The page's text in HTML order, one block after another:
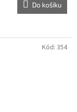
Do košíku
Kód: 354